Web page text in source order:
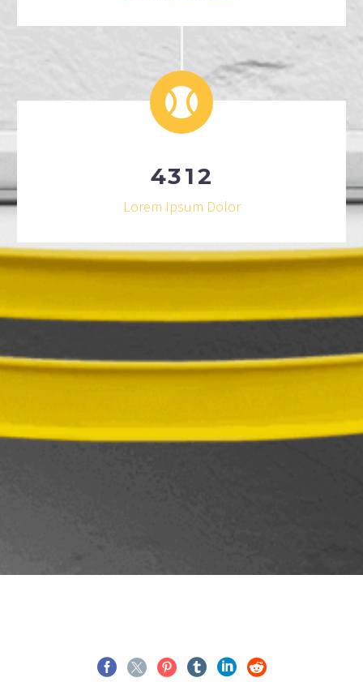
4312
Lorem Ipsum Dolor